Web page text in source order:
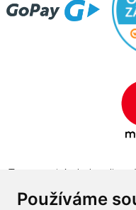
Používáme
Tento projekt byl
obchodu v